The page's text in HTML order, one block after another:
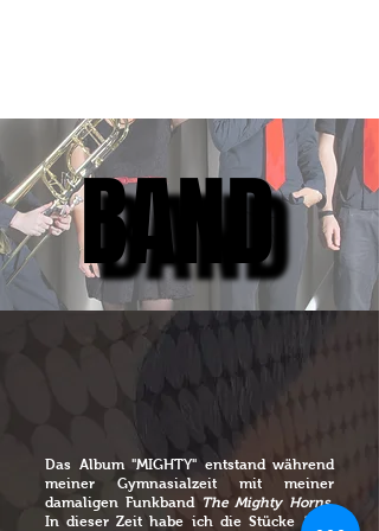
BAND
BAND
Das Album "MIGHTY" entstand während
meiner Gymnasialzeit mit meiner
damaligen Funkband The Mighty Horns.
In dieser Zeit habe ich die Stücke Let’s